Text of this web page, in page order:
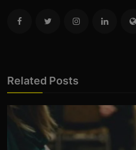
Related Posts